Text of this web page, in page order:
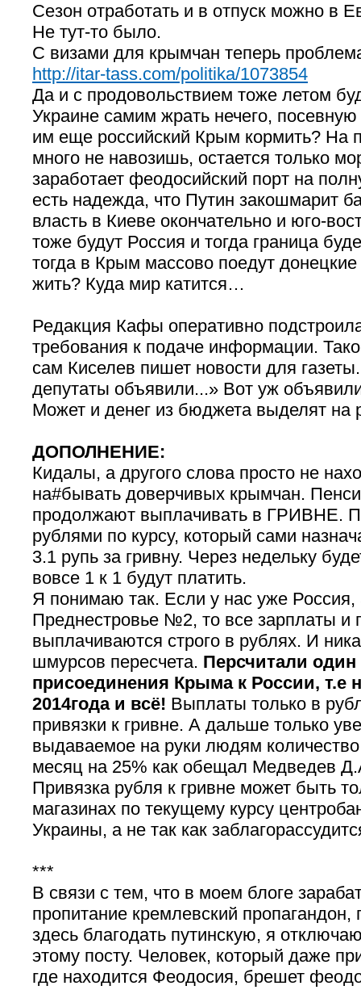
Сезон отработать и в отпуск можно в
Не тут-то было.
С визами для крымчан теперь
http://itar-tass.com/politika/1073854
Да и с продовольствием тоже летом
Украине самим жрать нечего,
им еще российский Крым кормить? На
много не навозишь, остается только
заработает феодосийский порт на
есть надежда, что Путин закошмарит
власть в Киеве окончательно и юго-
тоже будут Россия и тогда граница
тогда в Крым массово поедут
жить? Куда мир катится…
Редакция Кафы оперативно
требования к подаче информации.
сам Киселев пишет новости для
депутаты объявили...» Вот уж
Может и денег из бюджета выделят на
ДОПОЛНЕНИЕ:
Кидалы, а другого слова просто не
на#бывать доверчивых крымчан.
продолжают выплачивать в ГРИВНЕ.
рублями по курсу, который сами
3.1 рупь за гривну. Через недельку
вовсе 1 к 1 будут платить.
Я понимаю так. Если у нас уже Россия,
Преднестровье №2, то все зарплаты и
выплачиваются строго в рублях. И
шмурсов пересчета. Персчитали
присоединения Крыма к России, т.е
2014года и всё! Выплаты только в
привязки к гривне. А дальше только
выдаваемое на руки людям
месяц на 25% как обещал Медведев
Привязка рубля к гривне может быть
магазинах по текущему курсу
Украины, а не так как
***
В связи с тем, что в моем блоге
пропитание кремлевский
здесь благодать путинскую, я
этому посту. Человек, который даже
где находится Феодосия, брешет